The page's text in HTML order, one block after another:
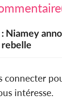
Niamey
connecter
intéresse.